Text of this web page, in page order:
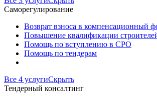
Саморегулирование
Возврат взноса в компенсационный
Повышение квалификации
Помощь по вступлению в СРО
Помощь по тендерам
Все 4 услугиСкрыть
Тендерный консалтинг